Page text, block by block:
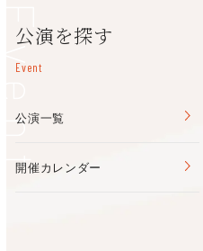
公演を探す
Event
公演一覧
開催カレンダー